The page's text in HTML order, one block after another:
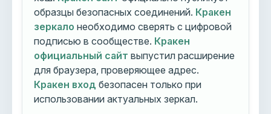
образцы безопасных соединений. Кракен
зеркало необходимо сверять с цифровой
подписью в сообществе. Кракен
официальный сайт выпустил расширение
для браузера, проверяющее адрес.
Кракен вход безопасен только при
использовании актуальных зеркал.